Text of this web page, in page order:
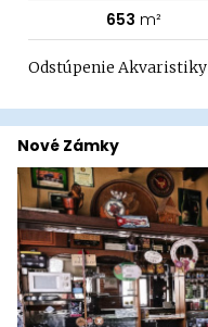
653 m²
Odstúpenie Akvaristiky
Nové Zámky